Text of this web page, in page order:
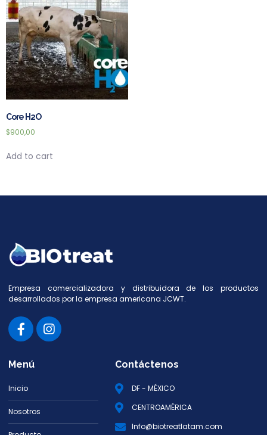
Core H2O
$900,00
Add to cart
Empresa comercializadora y distribuidora de los productos
desarrollados por la empresa americana JCWT.
Menú
Inicio
Nosotros
Contáctenos
DF - MÉXICO
CENTROAMÉRICA
Info@biotreatlatam.com